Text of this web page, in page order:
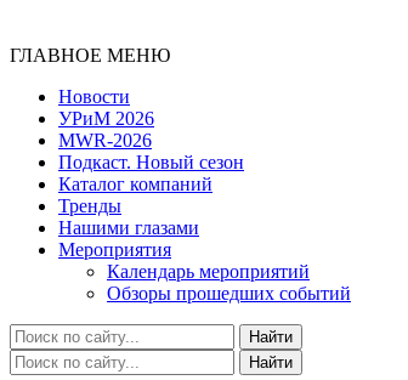
ГЛАВНОЕ МЕНЮ
Новости
УРиМ 2026
MWR-2026
Подкаст. Новый сезон
Каталог компаний
Тренды
Нашими глазами
Мероприятия
Календарь мероприятий
Обзоры прошедших событий